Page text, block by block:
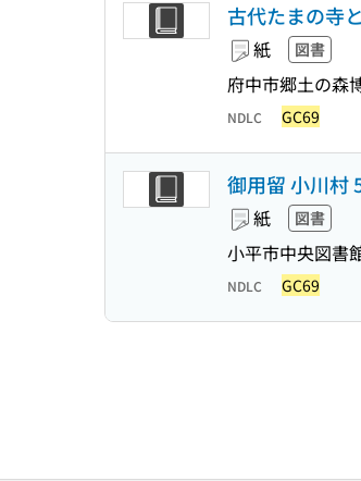
古代たまの寺
紙 図書
府中市郷土の森
NDLC GC69
御用留 小川村
紙 図書
小平市中央図書
NDLC GC69